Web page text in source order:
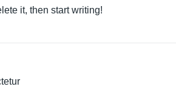
it, then start writing!